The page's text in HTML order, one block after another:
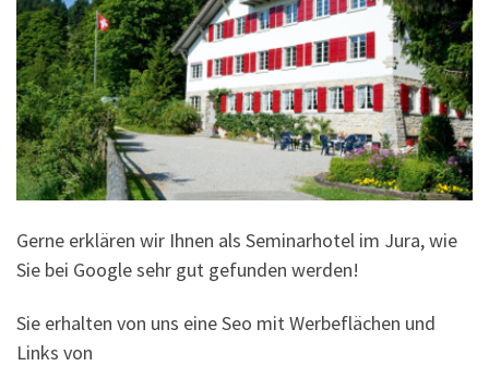
Gerne erklären wir Ihnen als Seminarhotel im Jura, wie
Sie bei Google sehr gut gefunden werden!
Sie erhalten von uns eine Seo mit Werbeflächen und
Links von